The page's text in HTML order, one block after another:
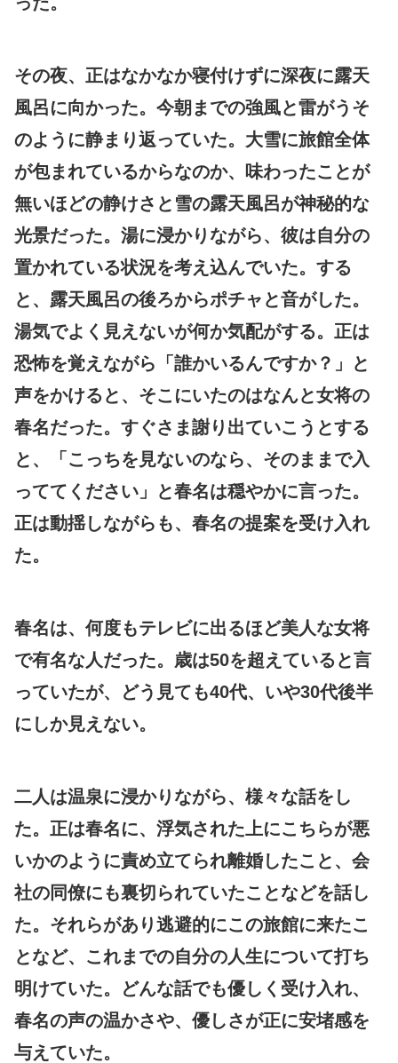
その夜、正はなかなか寝付けずに深夜に露天
風呂に向かった。今朝までの強風と雷がうそ
のように静まり返っていた。大雪に旅館全体
が包まれているからなのか、味わったことが
無いほどの静けさと雪の露天風呂が神秘的な
光景だった。湯に浸かりながら、彼は自分の
置かれている状況を考え込んでいた。する
と、露天風呂の後ろからポチャと音がした。
湯気でよく見えないが何か気配がする。正は
恐怖を覚えながら「誰かいるんですか？」と
声をかけると、そこにいたのはなんと女将の
春名だった。すぐさま謝り出ていこうとする
と、「こっちを見ないのなら、そのままで入
っててください」と春名は穏やかに言った。
正は動揺しながらも、春名の提案を受け入れ
た。
春名は、何度もテレビに出るほど美人な女将
で有名な人だった。歳は50を超えていると言
っていたが、どう見ても40代、いや30代後半
にしか見えない。
二人は温泉に浸かりながら、様々な話をし
た。正は春名に、浮気された上にこちらが悪
いかのように責め立てられ離婚したこと、会
社の同僚にも裏切られていたことなどを話し
た。それらがあり逃避的にこの旅館に来たこ
となど、これまでの自分の人生について打ち
明けていた。どんな話でも優しく受け入れ、
春名の声の温かさや、優しさが正に安堵感を
与えていた。